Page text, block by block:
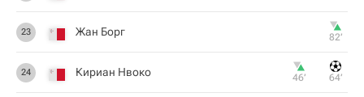
23 Жан Борг 82‎’‎
24 Кириан Нвоко 46‎’‎ 64‎’‎